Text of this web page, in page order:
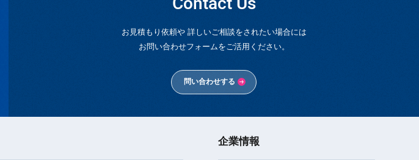
お見積もり依頼や 詳しいご相談をされたい場合には
お問い合わせフォームをご活用ください。
問い合わせする
企業情報